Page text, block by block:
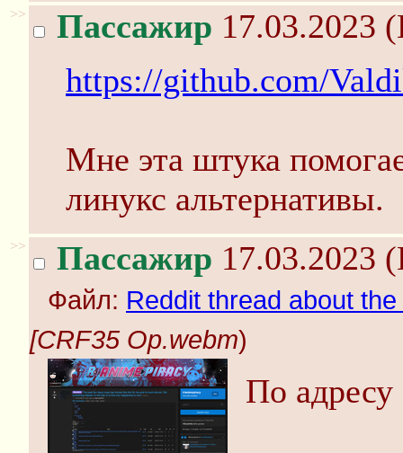
>> Пассажир 17.03.2023
https://github.com/
Мне эта штука
линукс альтернативы.
>> Пассажир 17.03.2023
Файл: Reddit thread about
[CRF35 Op.webm)
По адресу